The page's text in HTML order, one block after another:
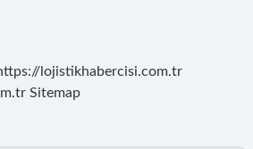
lojistikhabercisi.com.tr
Sitemap